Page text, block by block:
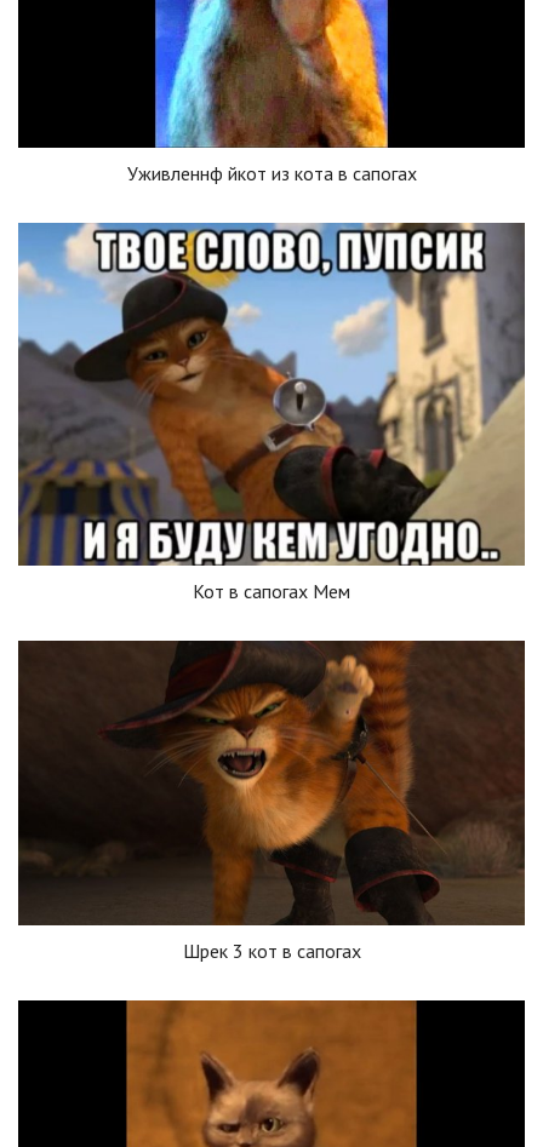
Уживленнф йкот из кота в сапогах
Кот в сапогах Мем
Шрек 3 кот в сапогах